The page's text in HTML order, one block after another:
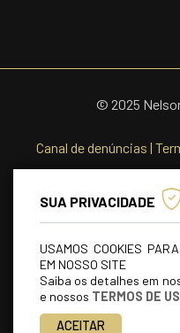
© 2025
Canal de denúncias |
SUA PRIVACIDADE
USAMOS COOKIES
EM NOSSO SITE
Saiba os detalhes em
e nossos TERMOS DE
ACEITAR